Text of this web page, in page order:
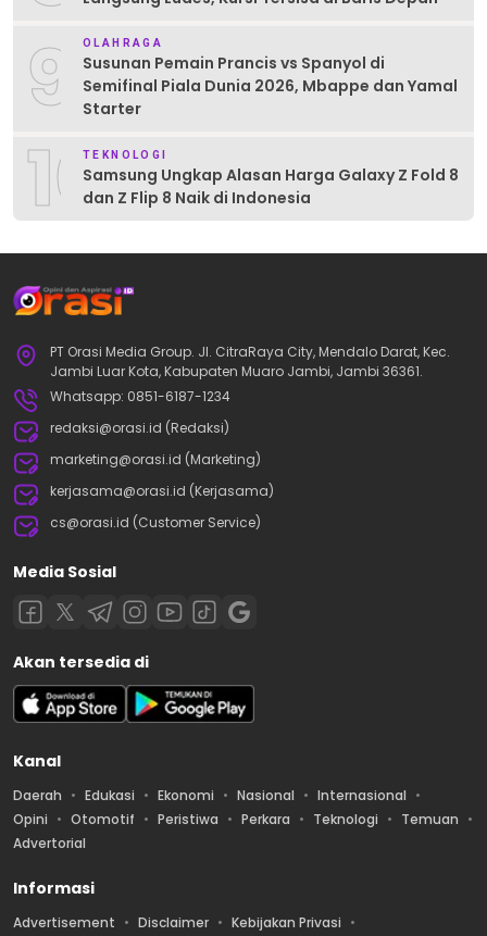
9 OLAHRAGA
Susunan Pemain Prancis vs Spanyol di
Semifinal Piala Dunia 2026, Mbappe dan Yamal
Starter
10TEKNOLOGI
Samsung Ungkap Alasan Harga Galaxy Z Fold 8
dan Z Flip 8 Naik di Indonesia
PT Orasi Media Group. Jl. CitraRaya City, Mendalo Darat, Kec.
Jambi Luar Kota, Kabupaten Muaro Jambi, Jambi 36361.
Whatsapp: 0851-6187-1234
redaksi@orasi.id (Redaksi)
marketing@orasi.id (Marketing)
kerjasama@orasi.id (Kerjasama)
cs@orasi.id (Customer Service)
Media Sosial
Akan tersedia di
Kanal
Daerah Edukasi Ekonomi Nasional
Internasional
Opini
Otomotif Peristiwa Perkara Teknologi
Temuan
Advertorial
Informasi
Advertisement Disclaimer Kebijakan Privasi